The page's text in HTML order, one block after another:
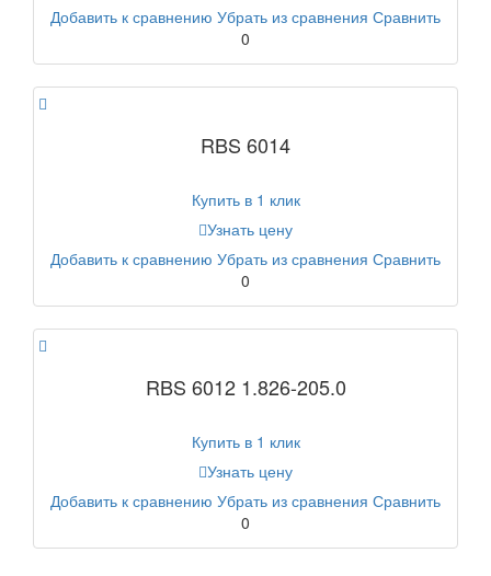
Добавить к сравнению Убрать из сравнения Сравнить
0
RBS 6014
Купить в 1 клик
Узнать цену
Добавить к сравнению Убрать из сравнения Сравнить
0
RBS 6012 1.826-205.0
Купить в 1 клик
Узнать цену
Добавить к сравнению Убрать из сравнения Сравнить
0